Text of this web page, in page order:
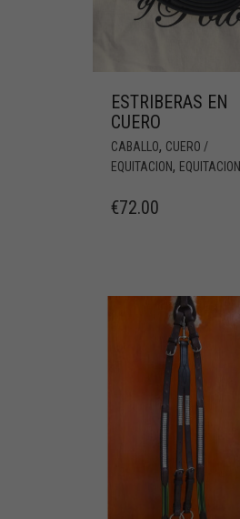
ESTRIBERAS EN
CUERO
CABALLO, CUERO /
EQUITACION, EQUITACION
€72.00